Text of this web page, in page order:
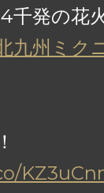
千発の花
九州ミク